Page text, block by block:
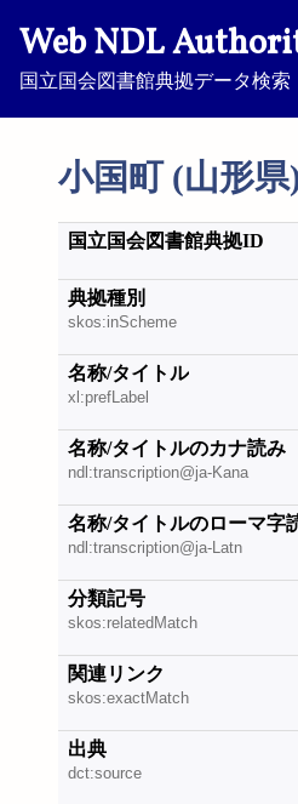
Web NDL
国立国会図書館典拠データ検索
小国町 (山形県
国立国会図書館典拠ID
典拠種別
skos:inScheme
名称/タイトル
xl:prefLabel
名称/タイトルのカナ読み
ndl:transcription@ja-Kana
名称/タイトルのローマ字
ndl:transcription@ja-Latn
分類記号
skos:relatedMatch
関連リンク
skos:exactMatch
出典
dct:source